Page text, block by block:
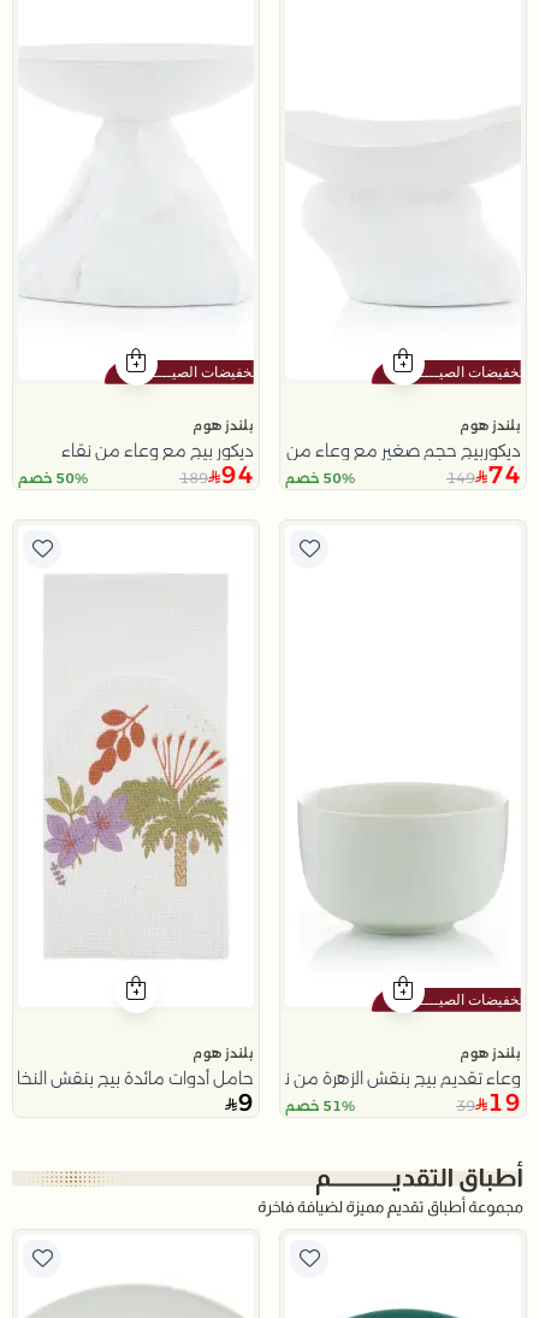
بلندز هوم
ديكوربيج حجم صغير مع وعاء من نقاء
74
149 50% خصم
بلندز هوم
ديكور بيج مع وعاء من نقاء
94
189 50% خصم
بلندز هوم
وعاء تقديم بيج بنقش الزهرة من نقاء
19
39 51% خصم
بلندز هوم
حامل أدوات مائدة بيج بنقش
9